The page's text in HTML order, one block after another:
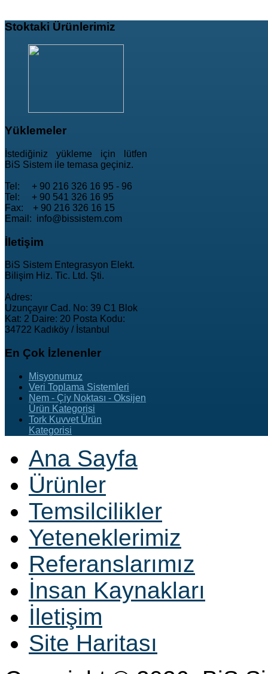
Stoktaki Ürünlerimiz
Yüklemeler
İstediğiniz yükleme için lütfen
BiS Sistem ile temasa geçiniz.
Tel: + 90 216 326 16 95 - 96
Tel: + 90 541 326 16 95
Fax: + 90 216 326 16 15
Email: info@bissistem.com
İletişim
BiS Sistem Entegrasyon Elekt.
Bilişim Hiz. Tic. Ltd. Şti.
Adres:
Uzunçayır Cad. No: 39 C1 Blok
Kat: 2 Daire: 20 Posta Kodu:
34722 Kadıköy / İstanbul
En Çok İzlenenler
Misyonumuz
Veri Toplama Sistemleri
Nem - Çiy Noktası - Oksijen
Ürün Kategorisi
Tork Kuvvet Ürün
Kategorisi
Ana Sayfa
Ürünler
Temsilcilikler
Yeteneklerimiz
Referanslarımız
İnsan Kaynakları
İletişim
Site Haritası